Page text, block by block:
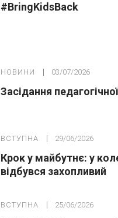
#BringKidsBack
НОВИНИ 03/07/2026
Засідання
ВСТУПНА 29/06/2026
Крок у майбутнє: у
відбувся захопливий
абітурієнтів
ВСТУПНА 25/06/2026